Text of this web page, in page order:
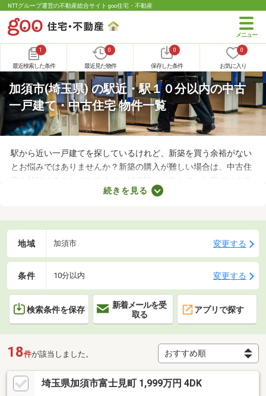
NTTグループ運営の不動産総合サイト goo住宅・不動産
1
最近検索した条件
0
最近見た物件
0
保存した条件
0
お気に入り
加須市(埼玉県) の駅近・駅１０分以内の中古
一戸建て・中古住宅 物件一覧
駅から近い一戸建てを探しているけれど、新築を買う余裕がない
とお悩みではありませんか？新築の購入が難しい場合は、中古住
宅を検討することがおすすめ。以前誰かが住んでいた家ではある
ものの、費用を大幅に抑えられるメリットがあります。ここで
続きを見る
地域 加須市 変更する
条件 10分以内 変更する
検索条件を保存
新着メールを受
取る
アプリで探す
18件が該当しました。
埼玉県加須市富士見町 1,999万円 4DK